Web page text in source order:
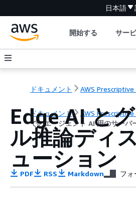
日本語
開始する サー
ドキュメント AWS Prescriptive
ドキュメント
AWS Prescriptive
でのエージェント AI 用のサーバ
Edge AI と
ル推論ディ
ューション
PDF RSS Markdown フォ